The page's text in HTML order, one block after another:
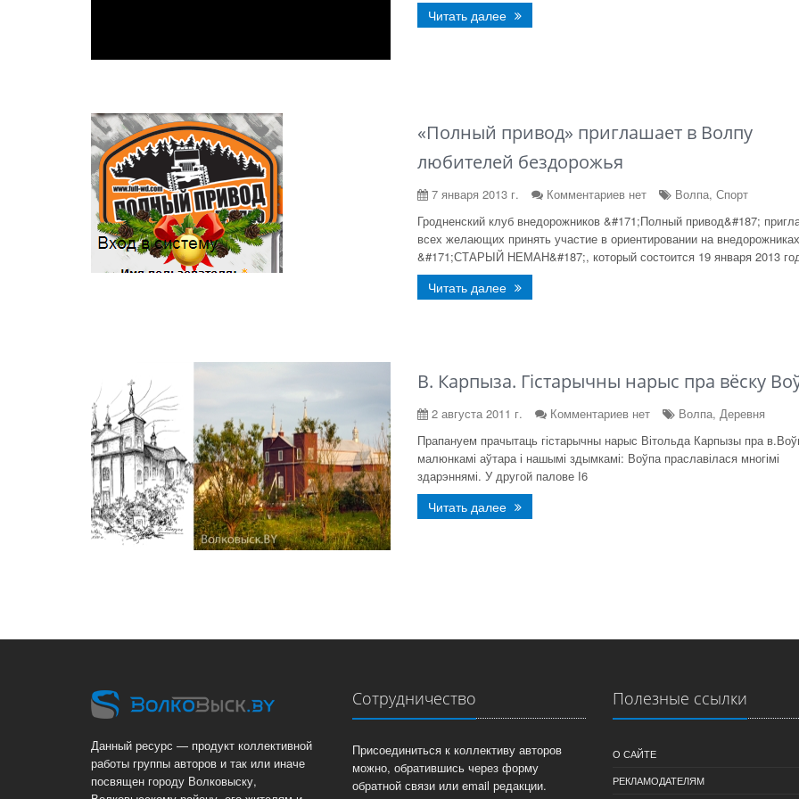
Читать далее
«Полный привод» приглашает в Волпу
любителей бездорожья
7 января 2013 г. Комментариев нет
Волпа, Спорт
Гродненский клуб внедорожников &#171;Полный привод&#187;
всех желающих принять участие в ориентировании на внедорожниках
&#171;СТАРЫЙ НЕМАН&#187;, который состоится 19 января 2013
Читать далее
В. Карпыза. Гістарычны нарыс пра вёску
2 августа 2011 г. Комментариев нет
Волпа, Деревня
Прапануем прачытаць гістарычны нарыс Вітольда Карпызы пра
малюнкамі аўтара і нашымі здымкамі: Воўпа праславілася многімі
здарэннямі. У другой палове І6
Читать далее
Данный ресурс — продукт коллективной
работы группы авторов и так или иначе
посвящен городу Волковыску,
Сотрудничество
Присоединиться к коллективу авторов
можно, обратившись через форму
обратной связи или email редакции.
Полезные ссылки
О САЙТЕ
РЕКЛАМОДАТЕЛЯМ